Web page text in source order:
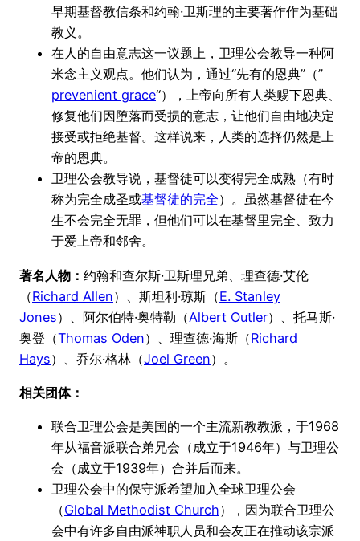
早期基督教信条和约翰·卫斯理的主要著作作为基础
教义。
在人的自由意志这一议题上，卫理公会教导一种阿
米念主义观点。他们认为，通过“先有的恩典”（”
prevenient grace“），上帝向所有人类赐下恩典、
修复他们因堕落而受损的意志，让他们自由地决定
接受或拒绝基督。这样说来，人类的选择仍然是上
帝的恩典。
卫理公会教导说，基督徒可以变得完全成熟（有时
称为完全成圣或基督徒的完全）。虽然基督徒在今
生不会完全无罪，但他们可以在基督里完全、致力
于爱上帝和邻舍。
著名人物： 约翰和查尔斯·卫斯理兄弟、理查德·艾伦
（Richard Allen）、斯坦利·琼斯（E. Stanley
Jones）、阿尔伯特·奥特勒（Albert Outler）、托马斯·
奥登（Thomas Oden）、理查德·海斯（Richard
Hays）、乔尔·格林（Joel Green）。
相关团体：
联合卫理公会是美国的一个主流新教教派，于1968
年从福音派联合弟兄会（成立于1946年）与卫理公
会（成立于1939年）合并后而来。
卫理公会中的保守派希望加入全球卫理公会
（Global Methodist Church），因为联合卫理公
会中有许多自由派神职人员和会友正在推动该宗派